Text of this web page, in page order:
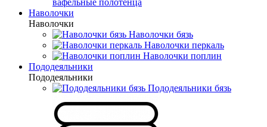
вафельные полотенца
Наволочки
Наволочки
Наволочки бязь
Наволочки перкаль
Наволочки поплин
Пододеяльники
Пододеяльники
Пододеяльники бязь